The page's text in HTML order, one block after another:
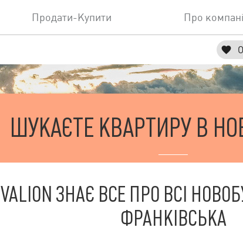
Продати-Купити Про
ШУКАЄТЕ КВАРТИРУ В
VALION ЗНАЄ ВСЕ ПРО ВСІ
ФРАНКІВСЬКА